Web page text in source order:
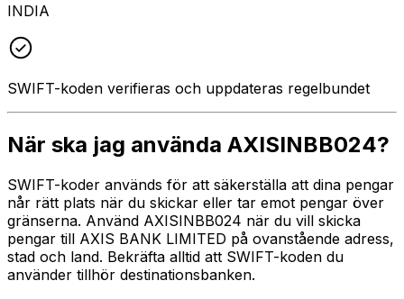
INDIA
SWIFT-koden verifieras och uppdateras regelbundet
När ska jag använda AXISINBB024?
SWIFT-koder används för att säkerställa att dina pengar
når rätt plats när du skickar eller tar emot pengar över
gränserna. Använd AXISINBB024 när du vill skicka
pengar till AXIS BANK LIMITED på ovanstående adress,
stad och land. Bekräfta alltid att SWIFT-koden du
använder tillhör destinationsbanken.